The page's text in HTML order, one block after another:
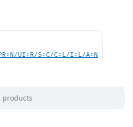
UI:R/S:C/C:L/I:L/A:N
products